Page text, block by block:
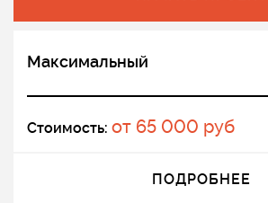
Максимальный
Стоимость: от 65 000 руб
ПОДРОБНЕЕ